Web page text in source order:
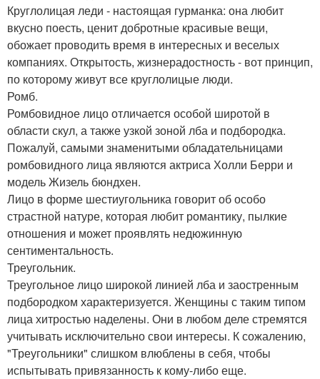
Круглолицая леди - настоящая гурманка: она любит
вкусно поесть, ценит добротные красивые вещи,
обожает проводить время в интересных и веселых
компаниях. Открытость, жизнерадостность - вот принцип,
по которому живут все круглолицые люди.
Ромб.
Ромбовидное лицо отличается особой широтой в
области скул, а также узкой зоной лба и подбородка.
Пожалуй, самыми знаменитыми обладательницами
ромбовидного лица являются актриса Холли Берри и
модель Жизель бюндхен.
Лицо в форме шестиугольника говорит об особо
страстной натуре, которая любит романтику, пылкие
отношения и может проявлять недюжинную
сентиментальность.
Треугольник.
Треугольное лицо широкой линией лба и заостренным
подбородком характеризуется. Женщины с таким типом
лица хитростью наделены. Они в любом деле стремятся
учитывать исключительно свои интересы. К сожалению,
"Треугольники" слишком влюблены в себя, чтобы
испытывать привязанность к кому-либо еще.